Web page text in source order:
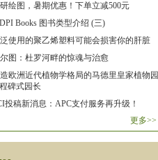
绘图，暑期优惠！下单立减500元
Books 图书类型介绍 (三)
使用的聚乙烯塑料可能会损害你的肝脏
图：杜罗河畔的惊魂与治愈
欧洲近代植物学格局的马德里皇家植物园
碑式园长
投稿新消息：APC支付服务再升级！
更多>>